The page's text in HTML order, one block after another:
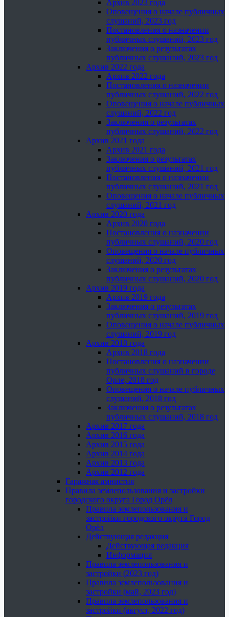
Архив 2023 года
Оповещения о начале публичных
слушаний, 2023 год
Постановления о назначении
публичных слушаний, 2023 год
Заключения о результатах
публичных слушаний, 2023 год
Архив 2022 года
Архив 2022 года
Постановления о назначении
публичных слушаний, 2022 год
Оповещения о начале публичных
слушаний, 2022 год
Заключения о результатах
публичных слушаний, 2022 год
Архив 2021 года
Архив 2021 года
Заключения о результатах
публичных слушаний, 2021 год
Постановления о назначении
публичных слушаний, 2021 год
Оповещения о начале публичных
слушаний, 2021 год
Архив 2020 года
Архив 2020 года
Постановления о назначении
публичных слушаний, 2020 год
Оповещения о начале публичных
слушаний, 2020 год
Заключения о результатах
публичных слушаний, 2020 год
Архив 2019 года
Архив 2019 года
Заключения о результатах
публичных слушаний, 2019 год
Оповещения о начале публичных
слушаний, 2019 год
Архив 2018 года
Архив 2018 года
Постановления о назначении
публичных слушаний в городе
Орле, 2018 год
Оповещения о начале публичных
слушаний, 2018 год
Заключения о результатах
публичных слушаний, 2018 год
Архив 2017 года
Архив 2016 года
Архив 2015 года
Архив 2014 года
Архив 2013 года
Архив 2012 года
Гаражная амнистия
Правила землепользования и застройки
городского округа Город Орёл
Правила землепользования и
застройки городского округа Город
Орёл
Действующая редакция
Действующая редакция
Информация
Правила землепользования и
застройки (2023 год)
Правила землепользования и
застройки (май, 2023 год)
Правила землепользования и
застройки (август, 2022 год)